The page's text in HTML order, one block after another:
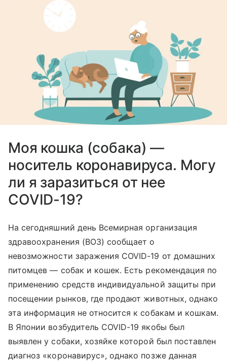
Моя кошка (собака) —
носитель коронавируса. Могу
ли я заразиться от нее
COVID-19?
На сегодняшний день Всемирная организация
здравоохранения (ВОЗ) сообщает о
невозможности заражения COVID-19 от домашних
питомцев — собак и кошек. Есть рекомендация по
применению средств индивидуальной защиты при
посещении рынков, где продают животных, однако
эта информация не относится к собакам и кошкам.
В Японии возбудитель COVID-19 якобы был
выявлен у собаки, хозяйке которой был поставлен
диагноз «коронавирус», однако позже данная